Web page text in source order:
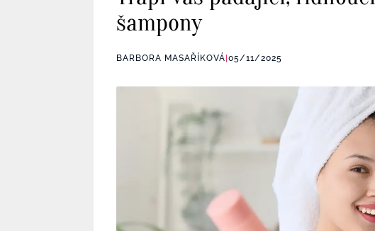
šampony
BARBORA MASAŘÍKOVÁ 05/11/2025